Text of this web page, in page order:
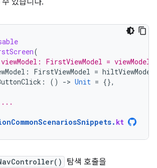
있습니다.
(
FirstViewModel =
: FirstViewModel = hiltViewModel
: () -> Unit = {},
. kt
탐색 호출을